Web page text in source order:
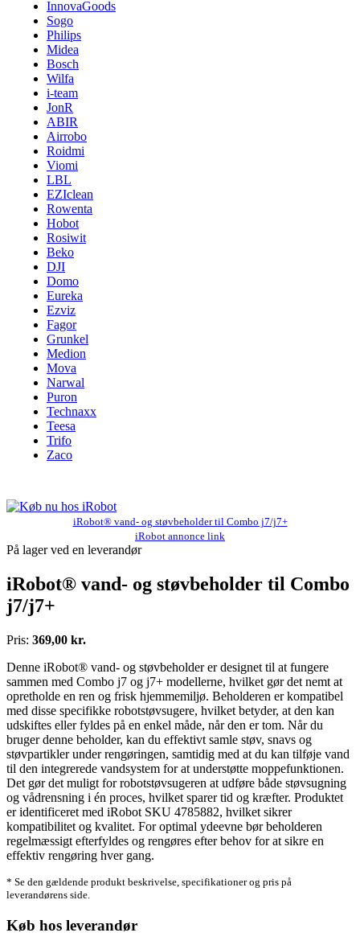
InnovaGoods
Sogo
Philips
Midea
Bosch
Wilfa
i-team
JonR
ABIR
Airrobo
Roidmi
Viomi
LBL
EZIclean
Rowenta
Hobot
Rosiwit
Beko
DJI
Domo
Eureka
Ezviz
Fagor
Grunkel
Medion
Mova
Narwal
Puron
Technaxx
Teesa
Trifo
Zaco
iRobot® vand- og støvbeholder til Combo j7/j7+
iRobot annonce link
På lager ved en leverandør
iRobot® vand- og støvbeholder til Combo
j7/j7+
Pris: 369,00 kr.
Denne iRobot® vand- og støvbeholder er designet til at fungere
sammen med Combo j7 og j7+ modellerne, hvilket gør det nemt at
opretholde en ren og frisk hjemmemiljø. Beholderen er kompatibel
med disse specifikke robotstøvsugere, hvilket betyder, at den kan
udskiftes eller fyldes på en enkel måde, når den er tom. Når du
bruger denne beholder, kan du effektivt samle støv, snavs og
støvpartikler under rengøringen, samtidig med at du kan tilføje vand
til den integrerede vandsystem for at understøtte moppefunktionen.
Det gør det muligt for robotstøvsugeren at udføre både støvsugning
og vådrensning i én proces, hvilket sparer tid og kræfter. Produktet
er identificeret med iRobot SKU 4785882, hvilket sikrer
kompatibilitet og kvalitet. For optimal ydeevne bør beholderen
regelmæssigt efterfyldes og rengøres efter behov for at sikre en
effektiv rengøring hver gang.
* Se den gældende produkt beskrivelse, specifikationer og pris på
leverandørens side.
Køb hos leverandør